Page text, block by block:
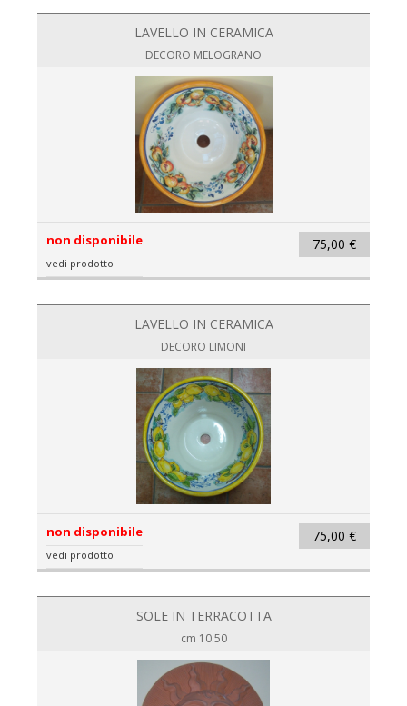
LAVELLO IN CERAMICA
DECORO MELOGRANO
75,00 €
non disponibile
vedi prodotto
LAVELLO IN CERAMICA
DECORO LIMONI
75,00 €
non disponibile
vedi prodotto
SOLE IN TERRACOTTA
cm 10.50